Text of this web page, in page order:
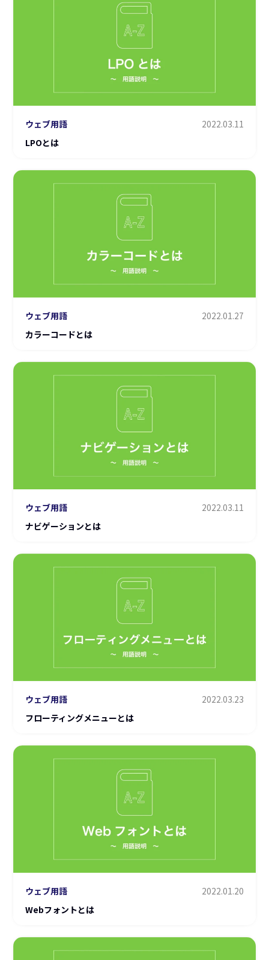
ウェブ用語
2022.03.11
LPOとは
ウェブ用語
2022.01.27
カラーコードとは
ウェブ用語
2022.03.11
ナビゲーションとは
ウェブ用語
2022.03.23
フローティングメニューとは
ウェブ用語
2022.01.20
Webフォントとは